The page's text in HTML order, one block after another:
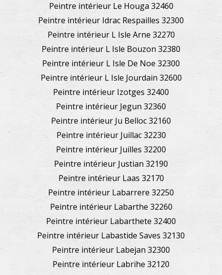
Peintre intérieur Le Houga 32460
Peintre intérieur Idrac Respailles 32300
Peintre intérieur L Isle Arne 32270
Peintre intérieur L Isle Bouzon 32380
Peintre intérieur L Isle De Noe 32300
Peintre intérieur L Isle Jourdain 32600
Peintre intérieur Izotges 32400
Peintre intérieur Jegun 32360
Peintre intérieur Ju Belloc 32160
Peintre intérieur Juillac 32230
Peintre intérieur Juilles 32200
Peintre intérieur Justian 32190
Peintre intérieur Laas 32170
Peintre intérieur Labarrere 32250
Peintre intérieur Labarthe 32260
Peintre intérieur Labarthete 32400
Peintre intérieur Labastide Saves 32130
Peintre intérieur Labejan 32300
Peintre intérieur Labrihe 32120